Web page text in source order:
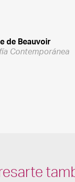
de Beauvoir
Contemporánea